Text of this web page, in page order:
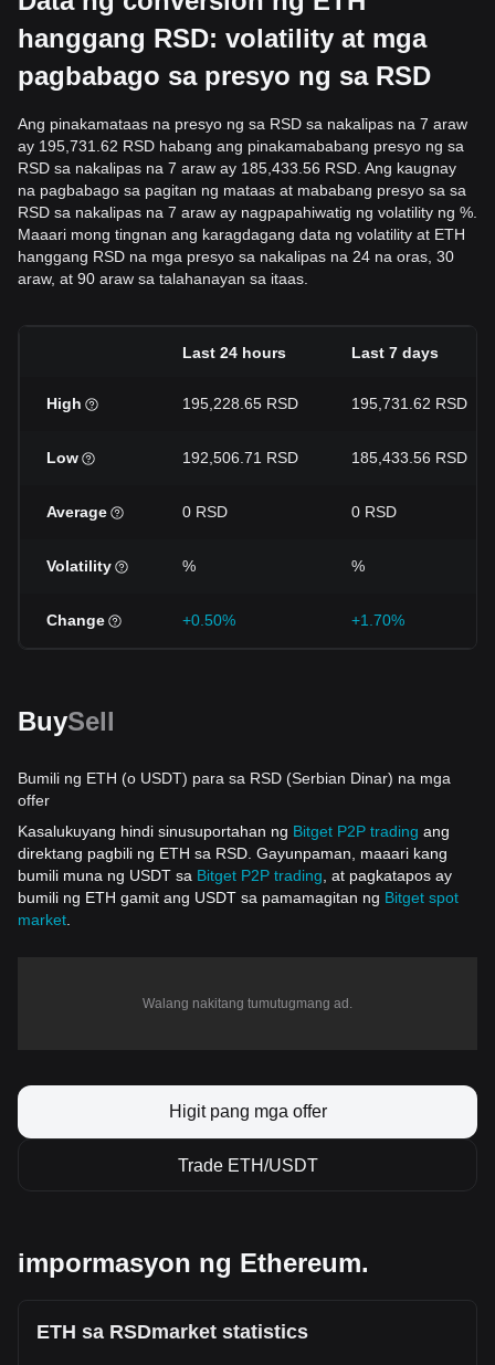
hanggang RSD: volatility at mga
pagbabago sa presyo ng sa RSD
Ang pinakamataas na presyo ng sa RSD sa nakalipas na 7 araw
ay 195,731.62 RSD habang ang pinakamababang presyo ng sa
RSD sa nakalipas na 7 araw ay 185,433.56 RSD. Ang kaugnay
na pagbabago sa pagitan ng mataas at mababang presyo sa sa
RSD sa nakalipas na 7 araw ay nagpapahiwatig ng volatility ng %.
Maaari mong tingnan ang karagdagang data ng volatility at ETH
hanggang RSD na mga presyo sa nakalipas na 24 na oras, 30
araw, at 90 araw sa talahanayan sa itaas.
Last 24 hours Last 7 days
High 195,228.65 RSD 195,731.62 RSD
Low 192,506.71 RSD 185,433.56 RSD
Average 0 RSD 0 RSD
Volatility % %
Change +0.50% +1.70%
BuySell
Bumili ng ETH (o USDT) para sa RSD (Serbian Dinar) na mga
offer
Kasalukuyang hindi sinusuportahan ng Bitget P2P trading ang
direktang pagbili ng ETH sa RSD. Gayunpaman, maaari kang
bumili muna ng USDT sa Bitget P2P trading , at pagkatapos ay
bumili ng ETH gamit ang USDT sa pamamagitan ng Bitget spot
market
Walang nakitang tumutugmang ad.
Higit pang mga offer
Trade ETH/USDT
impormasyon ng Ethereum.
ETH sa RSDmarket statistics